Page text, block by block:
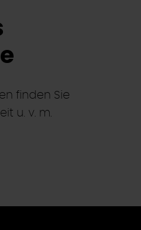
finden Sie
u. v. m.